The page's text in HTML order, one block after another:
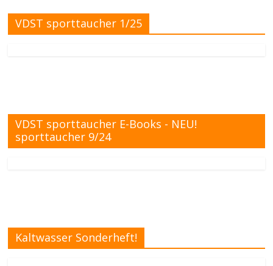
VDST sporttaucher 1/25
VDST sporttaucher E-Books - NEU!
sporttaucher 9/24
Kaltwasser Sonderheft!